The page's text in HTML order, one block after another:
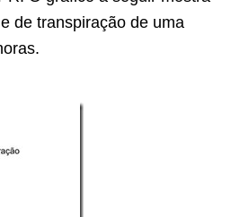
de transpiração de uma